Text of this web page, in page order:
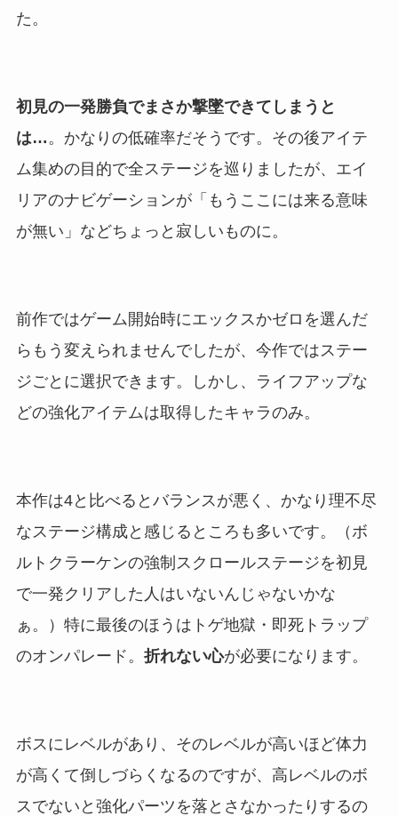
た。
初見の一発勝負でまさか撃墜できてしまうと
は… 。かなりの低確率だそうです。その後アイテ
ム集めの目的で全ステージを巡りましたが、エイ
リアのナビゲーションが「もうここには来る意味
が無い」などちょっと寂しいものに。
前作ではゲーム開始時にエックスかゼロを選んだ
らもう変えられませんでしたが、今作ではステー
ジごとに選択できます。しかし、ライフアップな
どの強化アイテムは取得したキャラのみ。
本作は4と比べるとバランスが悪く、かなり理不尽
なステージ構成と感じるところも多いです。（ボ
ルトクラーケンの強制スクロールステージを初見
で一発クリアした人はいないんじゃないかな
ぁ。）特に最後のほうはトゲ地獄・即死トラップ
のオンパレード。 折れない心が必要になります。
ボスにレベルがあり、そのレベルが高いほど体力
が高くて倒しづらくなるのですが、高レベルのボ
スでないと強化パーツを落とさなかったりするの